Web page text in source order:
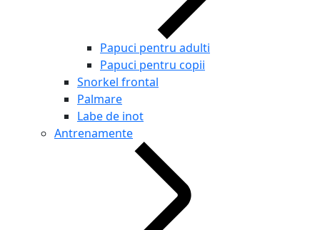
Papuci pentru adulti
Papuci pentru copii
Snorkel frontal
Palmare
Labe de inot
Antrenamente